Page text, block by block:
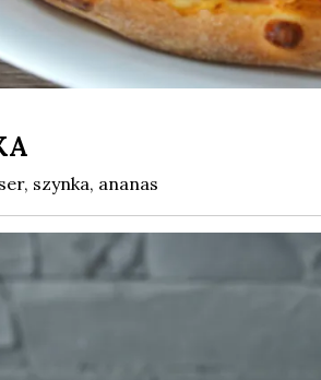
szynka, ananas